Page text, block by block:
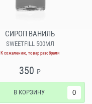
СИРОП ВАНИЛЬ
SWEETFILL 500МЛ
К сожалению, товар разобрали
350₽
В КОРЗИНУ